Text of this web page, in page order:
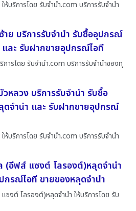
ห้บริการโดย รับจํานํา.com บริการรับจำนำ
าย บริการรับจำนำ รับซื้ออุปกรณ์
ละ รับฝากขายอุปกรณ์ไอที
การโดย รับจํานํา.com บริการรับจำนำของทุ
หลวง บริการรับจำนำ รับซื้อ
จำนำ และ รับฝากขายอุปกรณ์
ห้บริการโดย รับจํานํา.com บริการรับจำนำ
(อีฟส์ แซงต์ โลรองต์)หลุดจำนำ
กรณ์ไอที ขายของหลุดจำนำ
ซงต์ โลรองต์)หลุดจำนำ ให้บริการโดย รับ